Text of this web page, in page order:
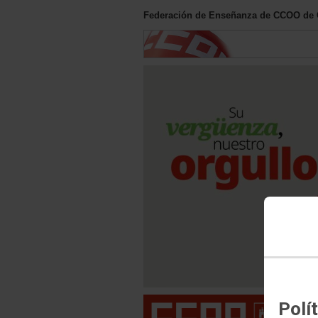
Federación de Enseñanza de CCOO